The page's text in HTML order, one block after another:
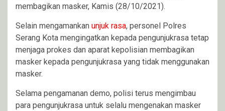
membagikan masker, Kamis (28/10/2021).
Selain mengamankan unjuk rasa, personel Polres
Serang Kota mengingatkan kepada pengunjukrasa tetap
menjaga prokes dan aparat kepolisian membagikan
masker kepada pengunjukrasa yang tidak menggunakan
masker.
Selama pengamanan demo, polisi terus mengimbau
para pengunjukrasa untuk selalu mengenakan masker